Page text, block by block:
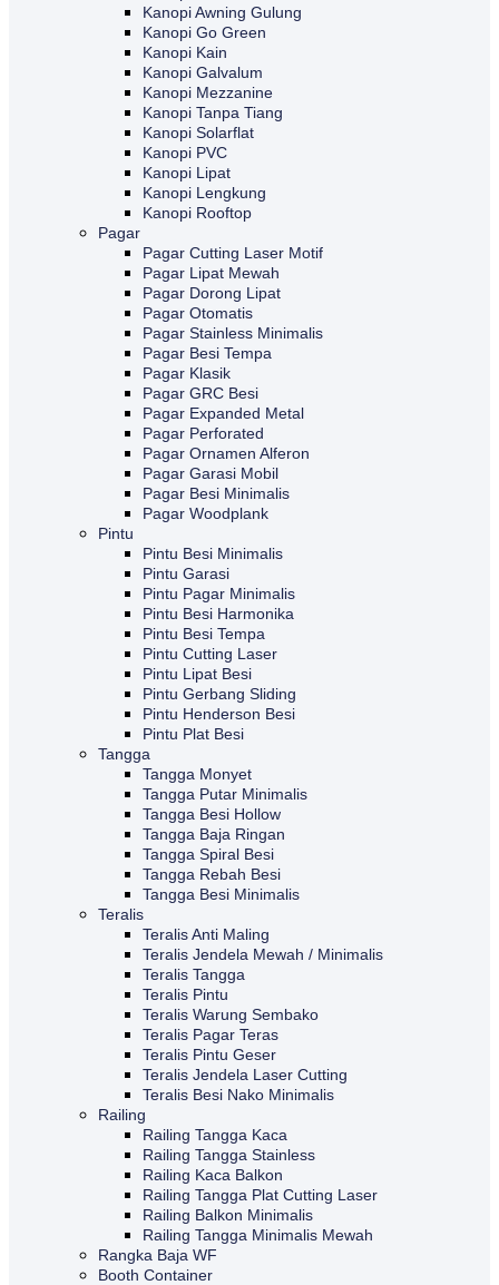
Kanopi Awning Gulung
Kanopi Go Green
Kanopi Kain
Kanopi Galvalum
Kanopi Mezzanine
Kanopi Tanpa Tiang
Kanopi Solarflat
Kanopi PVC
Kanopi Lipat
Kanopi Lengkung
Kanopi Rooftop
Pagar
Pagar Cutting Laser Motif
Pagar Lipat Mewah
Pagar Dorong Lipat
Pagar Otomatis
Pagar Stainless Minimalis
Pagar Besi Tempa
Pagar Klasik
Pagar GRC Besi
Pagar Expanded Metal
Pagar Perforated
Pagar Ornamen Alferon
Pagar Garasi Mobil
Pagar Besi Minimalis
Pagar Woodplank
Pintu
Pintu Besi Minimalis
Pintu Garasi
Pintu Pagar Minimalis
Pintu Besi Harmonika
Pintu Besi Tempa
Pintu Cutting Laser
Pintu Lipat Besi
Pintu Gerbang Sliding
Pintu Henderson Besi
Pintu Plat Besi
Tangga
Tangga Monyet
Tangga Putar Minimalis
Tangga Besi Hollow
Tangga Baja Ringan
Tangga Spiral Besi
Tangga Rebah Besi
Tangga Besi Minimalis
Teralis
Teralis Anti Maling
Teralis Jendela Mewah / Minimalis
Teralis Tangga
Teralis Pintu
Teralis Warung Sembako
Teralis Pagar Teras
Teralis Pintu Geser
Teralis Jendela Laser Cutting
Teralis Besi Nako Minimalis
Railing
Railing Tangga Kaca
Railing Tangga Stainless
Railing Kaca Balkon
Railing Tangga Plat Cutting Laser
Railing Balkon Minimalis
Railing Tangga Minimalis Mewah
Rangka Baja WF
Booth Container